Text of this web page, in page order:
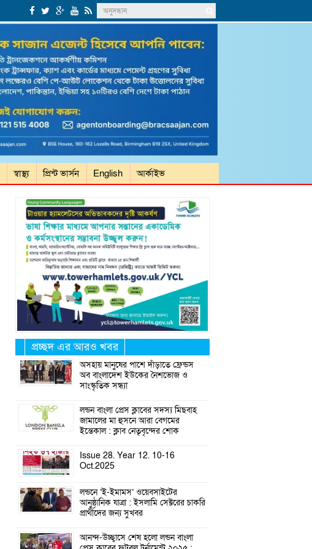
স্বাস্থ্য প্রিন্ট ভার্সন English আর্কাইভ
প্রচ্ছদ এর আরও খবর
অসহায় মানুষের পাশে দাঁড়াতে ফ্রেন্ডস
অব বাংলাদেশ ইউকের নৈশভোজ ও
সাংস্কৃতিক সন্ধ্যা
লন্ডন বাংলা প্রেস ক্লাবের সদস্য মিছবাহ
জামালের মা হুসনে আরা বেগমের
ইন্তেকাল : ক্লাব নেতৃবৃন্দের শোক
Issue 28. Year 12. 10-16
Oct.2025
লন্ডনে ‘ই-ইমামস’ ওয়েবসাইটের
আনুষ্ঠানিক যাত্রা : ইসলামি সেক্টরের চাকরি
প্রার্থীদের জন্য সুখবর
আনন্দ-উচ্ছ্বাসে শেষ হলো লন্ডন বাংলা